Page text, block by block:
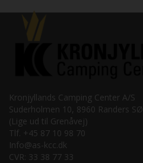
Kronjyllands Camping Center A/S
Suderholmen 10, 8960 Randers SØ
(Lige ud til Grenåvej)
Tlf. +45 87 10 98 70
Info@as-kcc.dk
CVR: 33 38 77 33